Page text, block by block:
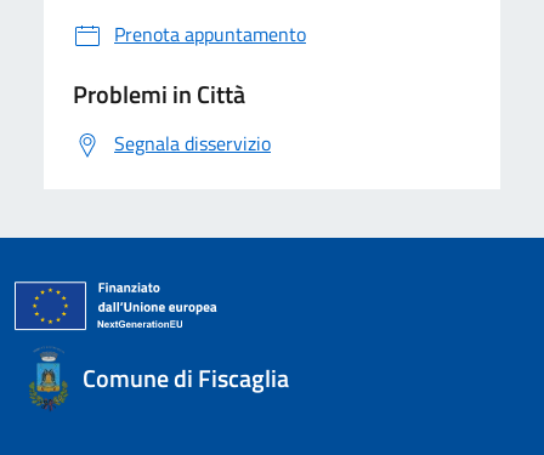
Prenota appuntamento
Problemi in Città
Segnala disservizio
Comune di Fiscaglia